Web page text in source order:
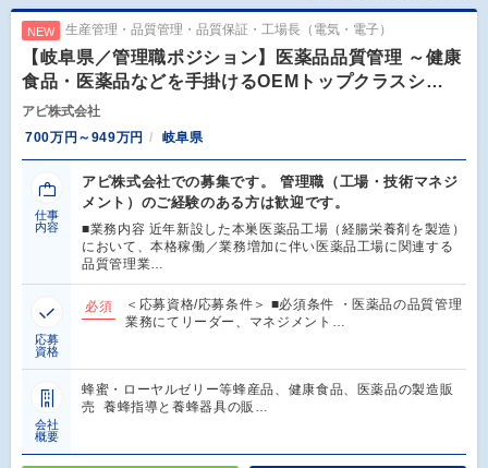
NEW 生産管理・品質管理・品質保証・工場長（電気・電子）
【岐阜県／管理職ポジション】医薬品品質管理 ～健康
食品・医薬品などを手掛けるOEMトップクラスシ…
アピ株式会社
700万円～949万円
岐阜県
仕事
内容
アピ株式会社での募集です。 管理職（工場・技術マネジ
メント）のご経験のある方は歓迎です。
■業務内容 近年新設した本巣医薬品工場（経腸栄養剤を製造）
において、本格稼働／業務増加に伴い医薬品工場に関連する
品質管理業…
応募
資格
必須
＜応募資格/応募条件＞ ■必須条件 ・医薬品の品質管理
業務にてリーダー、マネジメント…
会社
概要
蜂蜜・ローヤルゼリー等蜂産品、健康食品、医薬品の製造販
売 養蜂指導と養蜂器具の販…